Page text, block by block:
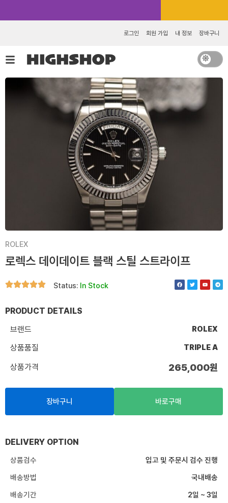
건
너
뛰
로그인 회원 가입 내 정보 장바구니
ROLEX
로렉스 데이데이트 블랙 스틸 스트라이프
Status: In Stock
F
a
c
T
w
i
Y
o
u
T
e
l
PRODUCT DETAILS
브랜드
ROLEX
상품품질 TRIPLE A
상품가격 265,000원
장바구니 바로구매
DELIVERY OPTION
상품검수
입고 및 주문시 검수 진행
배송방법
국내배송
배송기간
2일 ~ 3일